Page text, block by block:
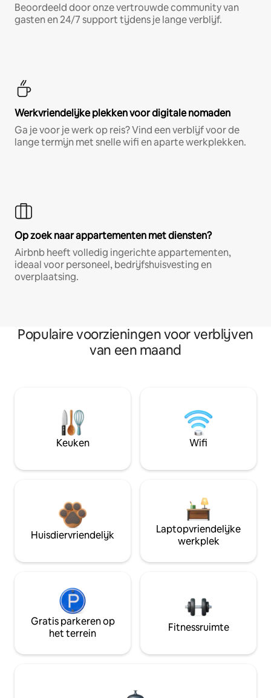
Beoordeeld door onze vertrouwde community van
gasten en 24/7 support tijdens je lange verblijf.
Werkvriendelijke plekken voor digitale nomaden
Ga je voor je werk op reis? Vind een verblijf voor de
lange termijn met snelle wifi en aparte werkplekken.
Op zoek naar appartementen met diensten?
Airbnb heeft volledig ingerichte appartementen,
ideaal voor personeel, bedrijfshuisvesting en
overplaatsing.
Populaire voorzieningen voor verblijven
van een maand
Keuken Wifi
Huisdiervriendelijk
Laptopvriendelijke
werkplek
Gratis parkeren op
het terrein
Fitnessruimte